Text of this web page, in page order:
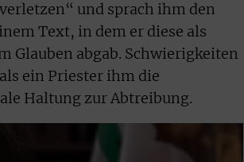
und sprach ihm den
Text, in dem er diese als
Glauben abgab. Schwierigkeiten
ein Priester ihm die
Haltung zur Abtreibung.